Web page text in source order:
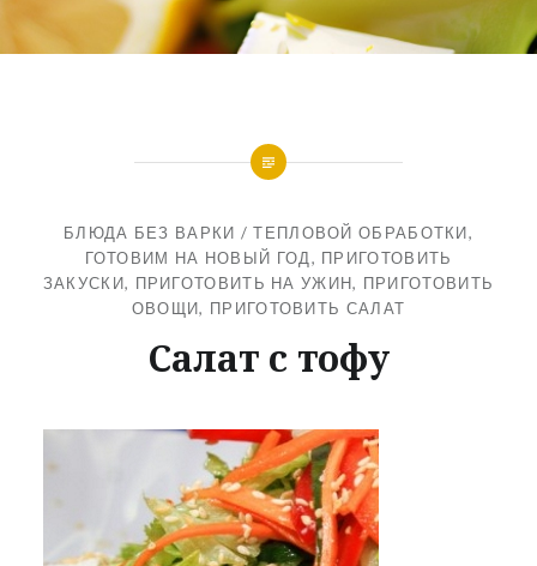
БЛЮДА БЕЗ ВАРКИ / ТЕПЛОВОЙ ОБРАБОТКИ,
ГОТОВИМ НА НОВЫЙ ГОД, ПРИГОТОВИТЬ
ЗАКУСКИ, ПРИГОТОВИТЬ НА УЖИН, ПРИГОТОВИТЬ
ОВОЩИ, ПРИГОТОВИТЬ САЛАТ
Салат с тофу